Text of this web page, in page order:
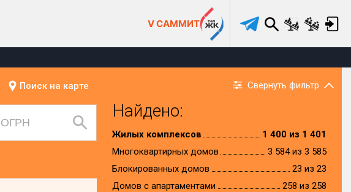
V САММИТ
Поиск на карте Свернуть фильтр
Найдено:
Жилых комплексов
1 400 из 1 401
Многоквартирных домов
3 584 из 3 585
Блокированных домов
23 из 23
Домов с апартаментами
258 из 258